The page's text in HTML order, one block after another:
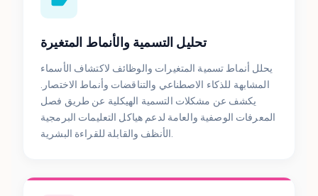
تحليل التسمية والأنماط المتغيرة
يحلل أنماط تسمية المتغيرات والوظائف لاكتشاف الأسماء
المشابهة للذكاء الاصطناعي والتناقضات وأنماط الاختصار.
يكشف عن مشكلات التسمية الهيكلية عن طريق فصل
المعرفات الوصفية والعامة لدعم هياكل التعليمات البرمجية